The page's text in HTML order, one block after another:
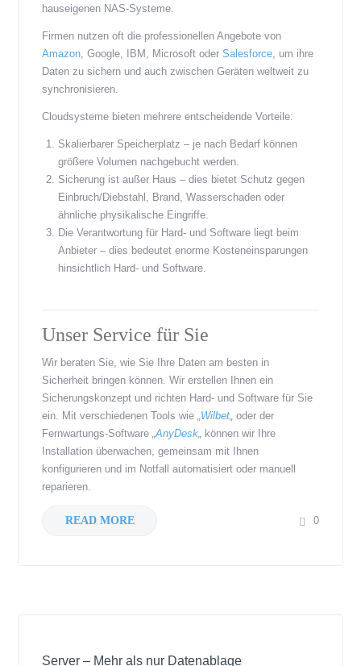
hauseigenen NAS-Systeme.
Firmen nutzen oft die professionellen Angebote von
Amazon , Google, IBM, Microsoft oderSalesforce , um ihre
Daten zu sichern und auch zwischen Geräten weltweit zu
synchronisieren.
Cloudsysteme bieten mehrere entscheidende Vorteile:
Skalierbarer Speicherplatz – je nach Bedarf können
größere Volumen nachgebucht werden.
Sicherung ist außer Haus – dies bietet Schutz gegen
Einbruch/Diebstahl, Brand, Wasserschaden oder
ähnliche physikalische Eingriffe.
Die Verantwortung für Hard- und Software liegt beim
Anbieter – dies bedeutet enorme Kosteneinsparungen
hinsichtlich Hard- und Software.
Unser Service für Sie
Wir beraten Sie, wie Sie Ihre Daten am besten in
Sicherheit bringen können. Wir erstellen Ihnen ein
Sicherungskonzept und richten Hard- und Software für Sie
ein. Mit verschiedenen Tools wie Wilbet oder der
Fernwartungs-Software „AnyDesk
können wir Ihre
Installation überwachen, gemeinsam mit Ihnen
konfigurieren und im Notfall automatisiert oder manuell
reparieren.
READ MORE 0
Server – Mehr als nur Datenablage